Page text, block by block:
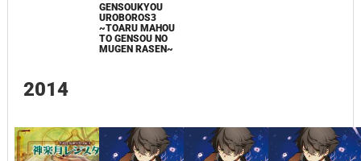
GENSOUKYOU
UROBOROS3
~TOARU MAHOU
TO GENSOU NO
MUGEN RASEN~
2014